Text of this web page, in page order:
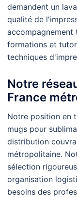
demandent un
qualité de
accompagnement
formations et
techniques
Notre
France
Notre position en
mugs pour
distribution
métropolitaine.
sélection
organisation
besoins des